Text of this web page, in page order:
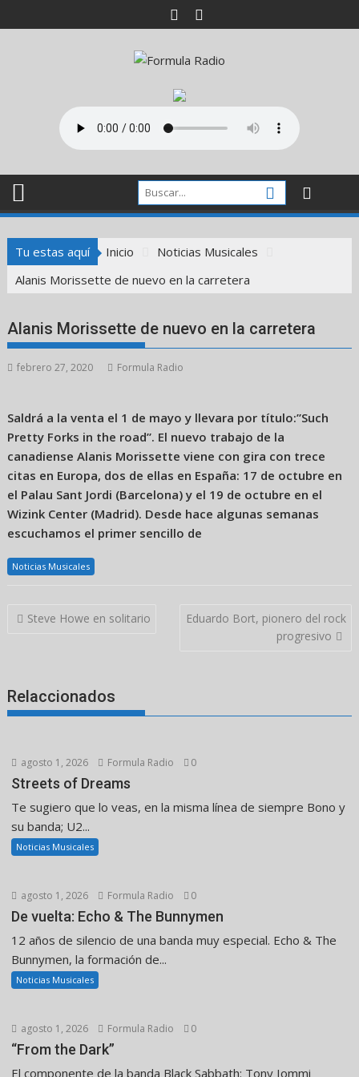
al
Tu estas aquí Inicio
Noticias Musicales
Alanis Morissette de nuevo en la carretera
Alanis Morissette de nuevo en la carretera
febrero 27, 2020 Formula Radio
Saldrá a la venta el 1 de mayo y llevara por título:”Such
Pretty Forks in the road”. El nuevo trabajo de la
canadiense Alanis Morissette viene con gira con trece
citas en Europa, dos de ellas en España: 17 de octubre en
el Palau Sant Jordi (Barcelona) y el 19 de octubre en el
Wizink Center (Madrid). Desde hace algunas semanas
escuchamos el primer sencillo de
Noticias Musicales
Navegación
Steve Howe en solitario
Eduardo Bort, pionero del rock
progresivo
Relaccionados
agosto 1, 2026 Formula Radio 0
Streets of Dreams
Te sugiero que lo veas, en la misma línea de siempre Bono y
su banda; U2...
Noticias Musicales
agosto 1, 2026 Formula Radio 0
De vuelta: Echo & The Bunnymen
12 años de silencio de una banda muy especial. Echo & The
Bunnymen, la formación de...
Noticias Musicales
agosto 1, 2026 Formula Radio 0
“From the Dark”
El componente de la banda Black Sabbath: Tony Iommi